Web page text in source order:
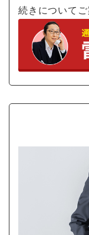
続きについてご